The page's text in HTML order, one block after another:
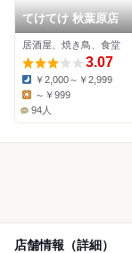
てけてけ 秋葉原店
居酒屋、焼き鳥、食堂
3.07
Dinner:
￥2,000～￥2,999
Lunch:
～￥999
94人
店舗情報（詳細）